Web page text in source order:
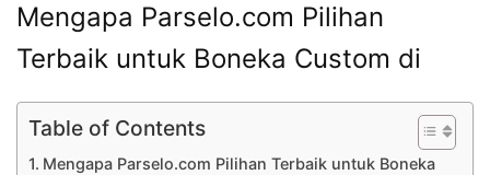
Mengapa Parselo.com Pilihan
Terbaik untuk Boneka Custom di
Table of Contents
Mengapa Parselo.com Pilihan Terbaik untuk Boneka